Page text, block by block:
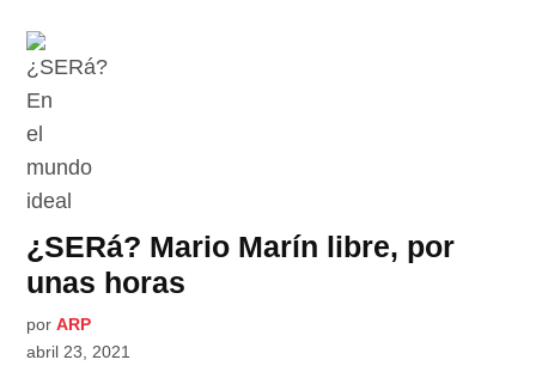
¿SERá? Mario Marín libre, por
unas horas
por ARP
abril 23, 2021